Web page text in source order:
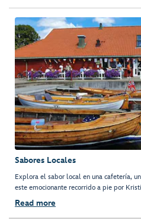
Sabores Locales
Explora el sabor local en una cafetería,
este emocionante recorrido a pie por
Read more